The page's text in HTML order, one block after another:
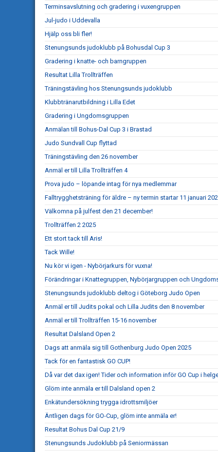
Terminsavslutning och gradering i vuxengruppen
Jul-judo i Uddevalla
Hjälp oss bli fler!
Stenungsunds judoklubb på Bohusdal Cup 3
Gradering i knatte- och barngruppen
Resultat Lilla Trollträffen
Träningstävling hos Stenungsunds judoklubb
Klubbtränarutbildning i Lilla Edet
Gradering i Ungdomsgruppen
Anmälan till Bohus-Dal Cup 3 i Brastad
Judo Sundvall Cup flyttad
Träningstävling den 26 november
Anmäl er till Lilla Trollträffen 4
Prova judo – löpande intag för nya medlemmar
Falltrygghetsträning för äldre – ny termin startar 11 januari
Välkomna på julfest den 21 december!
Trollträffen 2 2025
Ett stort tack till Aris!
Tack Wille!
Nu kör vi igen - Nybörjarkurs för vuxna!
Förändringar i Knattegruppen, Nybörjargruppen och
Stenungsunds judoklubb deltog i Göteborg Judo Open
Anmäl er till Judits pokal och Lilla Judits den 8 november
Anmäl er till Trollträffen 15-16 november
Resultat Dalsland Open 2
Dags att anmäla sig till Gothenburg Judo Open 2025
Tack för en fantastisk GO CUP!
Då var det dax igen! Tider och information inför GO Cup i
Glöm inte anmäla er till Dalsland open 2
Enkätundersökning trygga idrottsmiljöer
Äntligen dags för GO-Cup, glöm inte anmäla er!
Resultat Bohus Dal Cup 21/9
Stenungsunds Judoklubb på Seniormässan